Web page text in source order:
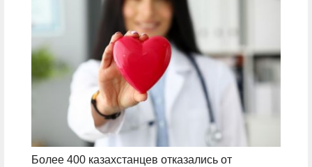
Более 400 казахстанцев отказались от